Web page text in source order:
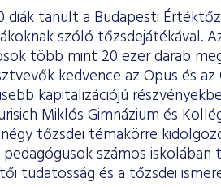
diák tanult a Budapesti
szóló tőzsdejátékával.
több mint 20 ezer darab
kedvence az Opus és
kapitalizációjú
Miklós Gimnázium és
négy tőzsdei témakörre
pedagógusok számos
tudatosság és a tőzsdei